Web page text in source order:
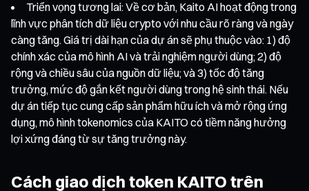
Triển vọng tương lai: Về cơ bản, Kaito AI hoạt động trong
lĩnh vực phân tích dữ liệu crypto với nhu cầu rõ ràng và ngày
càng tăng. Giá trị dài hạn của dự án sẽ phụ thuộc vào: 1) độ
chính xác của mô hình AI và trải nghiệm người dùng; 2) độ
rộng và chiều sâu của nguồn dữ liệu; và 3) tốc độ tăng
trưởng, mức độ gắn kết người dùng trong hệ sinh thái. Nếu
dự án tiếp tục cung cấp sản phẩm hữu ích và mở rộng ứng
dụng, mô hình tokenomics của KAITO có tiềm năng hưởng
lợi xứng đáng từ sự tăng trưởng này.
Cách giao dịch token KAITO trên